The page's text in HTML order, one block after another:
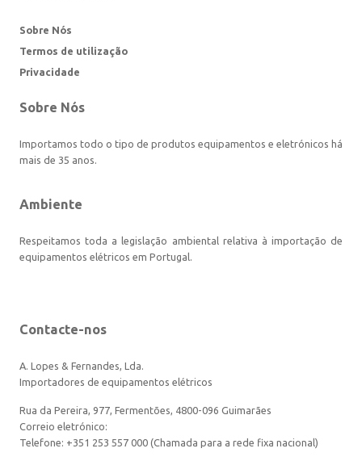
Sobre Nós
Termos de utilização
Privacidade
Sobre Nós
Importamos todo o tipo de produtos equipamentos e eletrónicos há
mais de 35 anos.
Ambiente
Respeitamos toda a legislação ambiental relativa à importação de
equipamentos elétricos em Portugal.
Contacte-nos
A. Lopes & Fernandes, Lda.
Importadores de equipamentos elétricos
Rua da Pereira, 977, Fermentões, 4800-096 Guimarães
Correio eletrónico:
Telefone: +351 253 557 000 (Chamada para a rede fixa nacional)